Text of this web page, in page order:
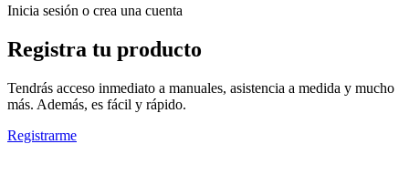
Inicia sesión o crea una cuenta
Registra tu producto
Tendrás acceso inmediato a manuales, asistencia a medida y mucho
más. Además, es fácil y rápido.
Registrarme